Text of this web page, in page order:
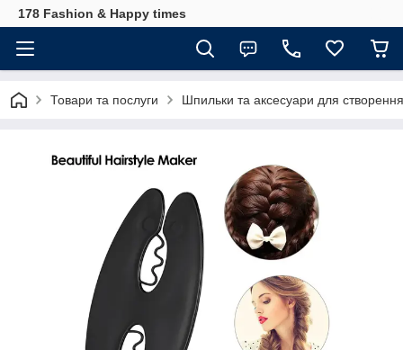
178 Fashion & Happy times
Товари та послуги Шпильки та аксесуари для створення